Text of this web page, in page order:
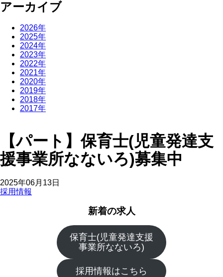
アーカイブ
2026年
2025年
2024年
2023年
2022年
2021年
2020年
2019年
2018年
2017年
【パート】保育士(児童発達支
援事業所なないろ)募集中
2025年06月13日
採用情報
新着の求人
保育士(児童発達支援
事業所なないろ)
採用情報はこちら